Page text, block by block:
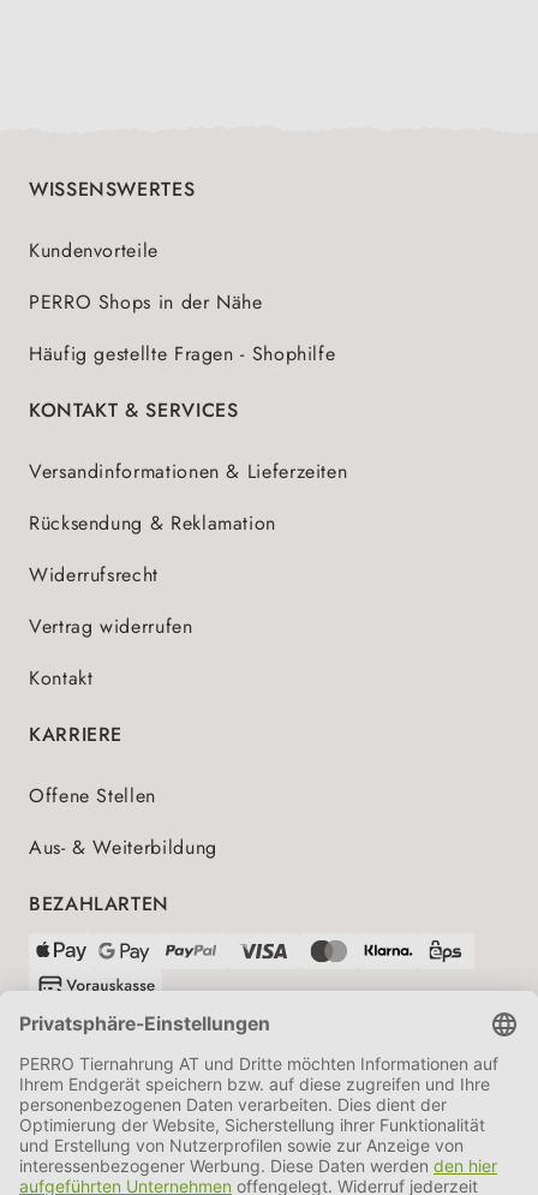
WISSENSWERTES
Kundenvorteile
PERRO Shops in der Nähe
Häufig gestellte Fragen - Shophilfe
KONTAKT & SERVICES
Versandinformationen & Lieferzeiten
Rücksendung & Reklamation
Widerrufsrecht
Vertrag widerrufen
Kontakt
KARRIERE
Offene Stellen
Aus- & Weiterbildung
BEZAHLARTEN
VERSANDPARTNER